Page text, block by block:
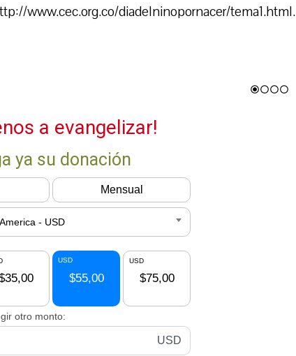
www.cec.org.co/diadelninopornacer/tema1.html.